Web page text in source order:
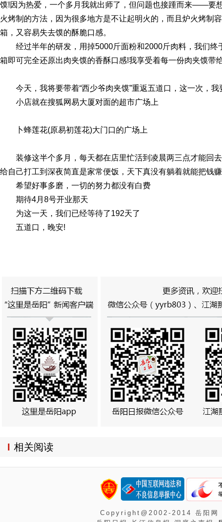
馍!因为热爱，一个多月我就出师了，但问题也接踵而来——要
火烤制的方法，因为很多地方是不让起明火的，而且炉火烤制
箱，又容易失去馍的酥脆口感。
经过半年的研发，用掉5000斤面粉和2000斤肉料，我们
箱即可完全还原出肉夹馍的香酥口感!我享受着每一份肉夹馍带
今天，我将要带着“西少爷肉夹馍”重返五道口，这一次，
小店就在搜狐网易大厦对面的超市广场上
卜蜂莲花(原易初莲花)大门口的广场上
装修这半个多月，每天都在店里忙活到凌晨两三点才能回
给自己打工到深夜简直是家常便饭，天下真没有躺着就能把钱
希望好事多磨，一切的努力都没有白费
期待4月8号开业那天
为这一天，我们已经等待了192天了
五道口，晚安!
相关阅读
Copyright@2002-2014 岳阳